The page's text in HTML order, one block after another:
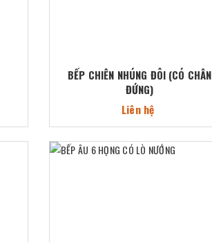
BẾP CHIÊN NHÚNG ĐÔI (CÓ CHÂN
ĐỨNG)
Liên hệ